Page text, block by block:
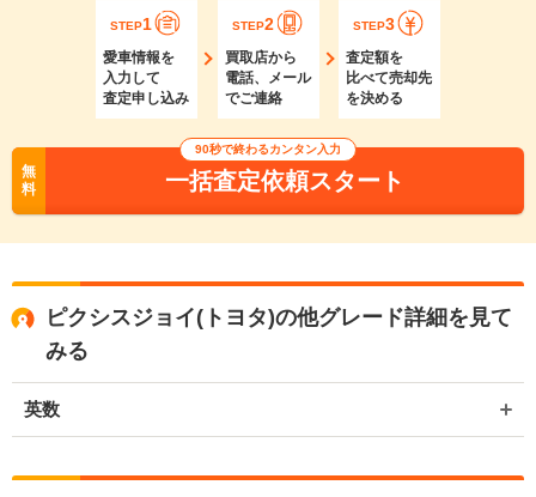
STEP1
愛車情報を
入力して
査定申し込み
STEP2
買取店から
電話、メール
でご連絡
STEP3
査定額を
比べて売却先
を決める
無
料
90秒で終わるカンタン入力
一括査定依頼スタート
ピクシスジョイ(トヨタ)の他グレード詳細を見て
みる
英数